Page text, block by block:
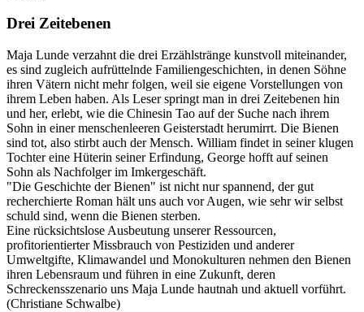
Drei Zeitebenen
Maja Lunde verzahnt die drei Erzählstränge kunstvoll miteinander,
es sind zugleich aufrüttelnde Familiengeschichten, in denen Söhne
ihren Vätern nicht mehr folgen, weil sie eigene Vorstellungen von
ihrem Leben haben. Als Leser springt man in drei Zeitebenen hin
und her, erlebt, wie die Chinesin Tao auf der Suche nach ihrem
Sohn in einer menschenleeren Geisterstadt herumirrt. Die Bienen
sind tot, also stirbt auch der Mensch. William findet in seiner klugen
Tochter eine Hüterin seiner Erfindung, George hofft auf seinen
Sohn als Nachfolger im Imkergeschäft.
"Die Geschichte der Bienen" ist nicht nur spannend, der gut
recherchierte Roman hält uns auch vor Augen, wie sehr wir selbst
schuld sind, wenn die Bienen sterben.
Eine rücksichtslose Ausbeutung unserer Ressourcen,
profitorientierter Missbrauch von Pestiziden und anderer
Umweltgifte, Klimawandel und Monokulturen nehmen den Bienen
ihren Lebensraum und führen in eine Zukunft, deren
Schreckensszenario uns Maja Lunde hautnah und aktuell vorführt.
(Christiane Schwalbe)